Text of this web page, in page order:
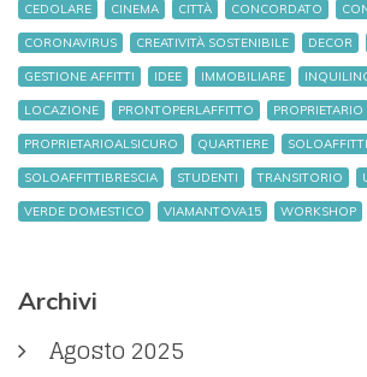
CEDOLARE CINEMA CITTÀ CONCORDATO
CORONAVIRUS CREATIVITÀ SOSTENIBILE DECOR
GESTIONE AFFITTI IDEE IMMOBILIARE
LOCAZIONE PRONTOPERLAFFITTO PROPRIETARIO
PROPRIETARIOALSICURO QUARTIERE SOLOAFFITTI
SOLOAFFITTIBRESCIA STUDENTI TRANSITORIO
VERDE DOMESTICO VIAMANTOVA15 WORKSHOP
Archivi
Agosto 2025